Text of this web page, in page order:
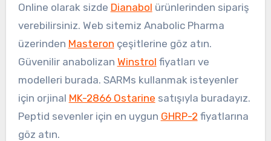
Online olarak sizde Dianabol ürünlerinden sipariş
verebilirsiniz. Web sitemiz Anabolic Pharma
üzerinden Masteron çeşitlerine göz atın.
Güvenilir anabolizan Winstrol fiyatları ve
modelleri burada. SARMs kullanmak isteyenler
için orjinal MK-2866 Ostarine satışıyla buradayız.
Peptid sevenler için en uygun GHRP-2 fiyatlarına
göz atın.